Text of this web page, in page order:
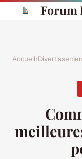
Forum
Accueil›